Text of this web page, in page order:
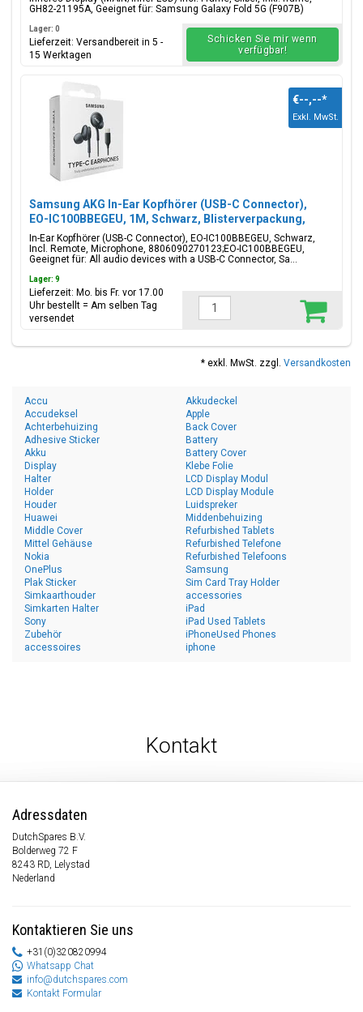
GH82-21195A, Geeignet für: Samsung Galaxy Fold 5G (F907B)
Lager: 0
Lieferzeit: Versandbereit in 5 -
15 Werktagen
Schicken Sie mir wenn
verfügbar!
Samsung AKG In-Ear Kopfhörer (USB-C Connector),
EO-IC100BBEGEU, 1M, Schwarz, Blisterverpackung,
8806090270123;EO-IC100BBEGEU
In-Ear Kopfhörer (USB-C Connector), EO-IC100BBEGEU, Schwarz,
Incl. Remote, Microphone, 8806090270123;EO-IC100BBEGEU,
Geeignet für: All audio devices with a USB-C Connector, Sa...
€--,--*
Exkl. MwSt.
Lager: 9
Lieferzeit: Mo. bis Fr. vor 17.00
Uhr bestellt = Am selben Tag
versendet
* exkl. MwSt. zzgl. Versandkosten
Accu
Accudeksel
Achterbehuizing
Adhesive Sticker
Akku
Akkudeckel
Apple
Back Cover
Battery
Battery Cover
Display
Halter
Holder
Houder
Huawei
Klebe Folie
LCD Display Modul
LCD Display Module
Luidspreker
Middenbehuizing
Middle Cover
Mittel Gehäuse
Nokia
OnePlus
Plak Sticker
Refurbished Tablets
Refurbished Telefone
Refurbished Telefoons
Samsung
Sim Card Tray Holder
Simkaarthouder
Simkarten Halter
Sony
Zubehör
accessoires
accessories
iPad
iPad Used Tablets
iPhoneUsed Phones
iphone
Kontakt
Adressdaten
DutchSpares B.V.
Bolderweg 72 F
8243 RD, Lelystad
Nederland
Kontaktieren Sie uns
+31(0)320820994
Whatsapp Chat
info@dutchspares.com
Kontakt Formular